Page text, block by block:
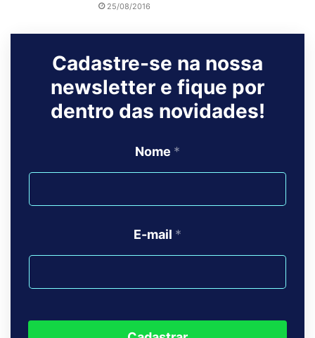
25/08/2016
Cadastre-se na nossa
newsletter e fique por
dentro das novidades!
Nome *
E-mail *